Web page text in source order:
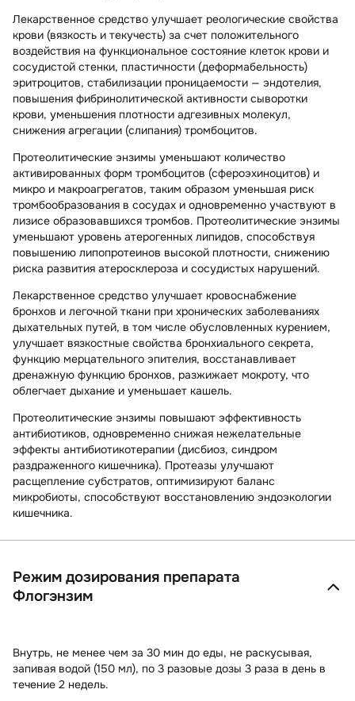
Лекарственное средство улучшает реологические свойства
крови (вязкость и текучесть) за счет положительного
воздействия на функциональное состояние клеток крови и
сосудистой стенки, пластичности (деформабельность)
эритроцитов, стабилизации проницаемости — эндотелия,
повышения фибринолитической активности сыворотки
крови, уменьшения плотности адгезивных молекул,
снижения агрегации (слипания) тромбоцитов.
Протеолитические энзимы уменьшают количество
активированных форм тромбоцитов (сфероэхиноцитов) и
микро и макроагрегатов, таким образом уменьшая риск
тромбообразования в сосудах и одновременно участвуют в
лизисе образовавшихся тромбов. Протеолитические энзимы
уменьшают уровень атерогенных липидов, способствуя
повышению липопротеинов высокой плотности, снижению
риска развития атеросклероза и сосудистых нарушений.
Лекарственное средство улучшает кровоснабжение
бронхов и легочной ткани при хронических заболеваниях
дыхательных путей, в том числе обусловленных курением,
улучшает вязкостные свойства бронхиального секрета,
функцию мерцательного эпителия, восстанавливает
дренажную функцию бронхов, разжижает мокроту, что
облегчает дыхание и уменьшает кашель.
Протеолитические энзимы повышают эффективность
антибиотиков, одновременно снижая нежелательные
эффекты антибиотикотерапии (дисбиоз, синдром
раздраженного кишечника). Протеазы улучшают
расщепление субстратов‚ оптимизируют баланс
микробиоты, способствуют восстановлению эндоэкологии
кишечника.
Режим дозирования препарата
Флогэнзим
Внутрь, не менее чем за 30 мин до еды, не раскусывая,
запивая водой (150 мл), по 3 разовые дозы 3 раза в день в
течение 2 недель.